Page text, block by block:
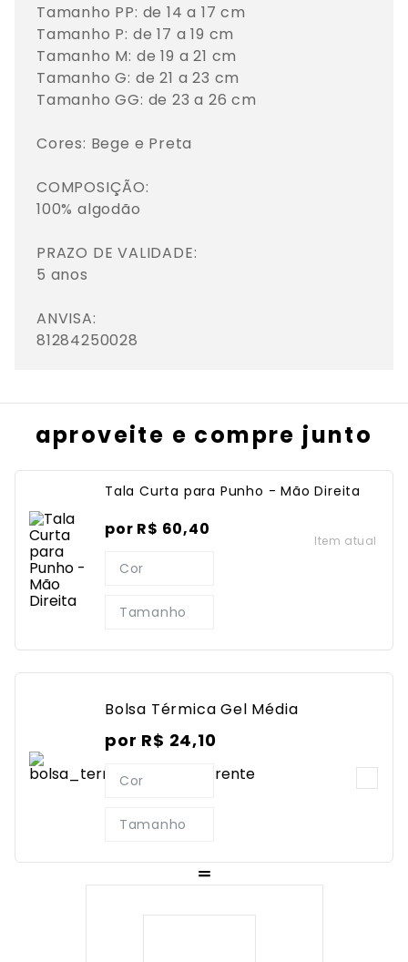
Tamanho PP: de 14 a 17 cm
Tamanho P: de 17 a 19 cm
Tamanho M: de 19 a 21 cm
Tamanho G: de 21 a 23 cm
Tamanho GG: de 23 a 26 cm
Cores: Bege e Preta
COMPOSIÇÃO:
100% algodão
PRAZO DE VALIDADE:
5 anos
ANVISA:
81284250028
aproveite e compre junto
Tala Curta para Punho - Mão Direita
por R$ 60,40
Cor
Tamanho
Item atual
Bolsa Térmica Gel Média
por R$ 24,10
Cor
Tamanho